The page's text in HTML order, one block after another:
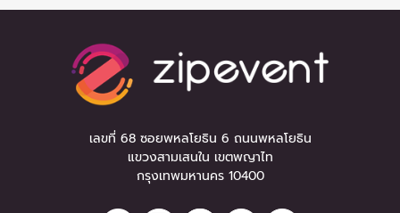
เลขที่ 68 ซอยพหลโยธิน 6 ถนนพหลโยธิน
แขวงสามเสนใน เขตพญาไท
กรุงเทพมหานคร 10400